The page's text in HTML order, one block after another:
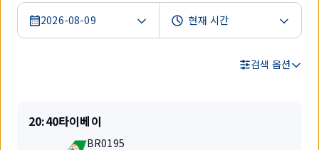
2026-08-09
검색 옵션
검
색
출
발
20:40목
적
지
타이베이
편
BR0195